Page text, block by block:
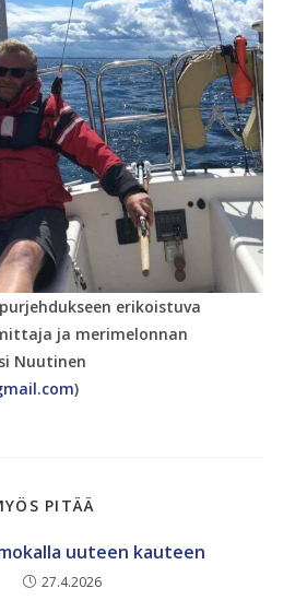
erikoistuva
ja merimelonnan
Nuutinen
)
PITÄÄ
uuteen kauteen
27.4.2026